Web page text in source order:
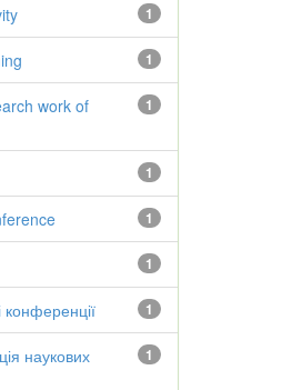
1
1
1
work of
1
1
1
1
конференції
1
наукових